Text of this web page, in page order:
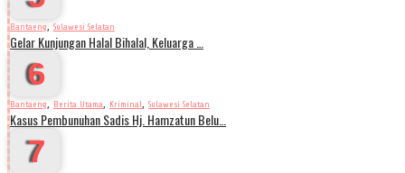
Bantaeng, Sulawesi Selatan
Gelar Kunjungan Halal Bihalal, Keluarga …
6
Bantaeng, Berita Utama, Kriminal, Sulawesi Selatan
Kasus Pembunuhan Sadis Hj. Hamzatun Belu…
7